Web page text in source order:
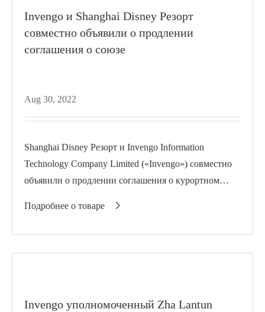
Invengo и Shanghai Disney Резорт
совместно объявили о продлении
соглашения о союзе
Aug 30, 2022
Shanghai Disney Резорт и Invengo Information
Technology Company Limited («Invengo») совместно
объявили о продлении соглашения о курортном
между...
Подробнее о товаре 
Invengo уполномоченный Zha Lantun